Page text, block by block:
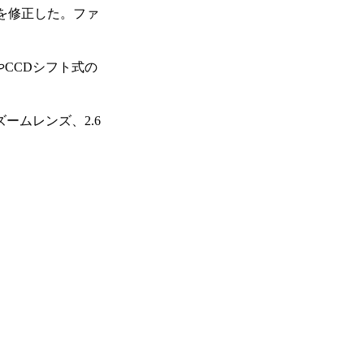
修正した。ファ
CCDシフト式の
ームレンズ、2.6